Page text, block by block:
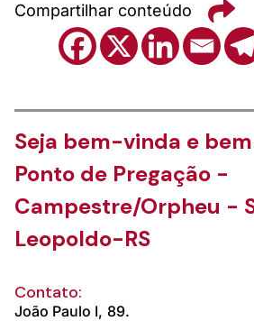
Compartilhar conteúdo
Seja bem-vinda e
Ponto de Pregação -
Campestre/Orpheu -
Leopoldo-RS
Contato:
João Paulo I, 89.